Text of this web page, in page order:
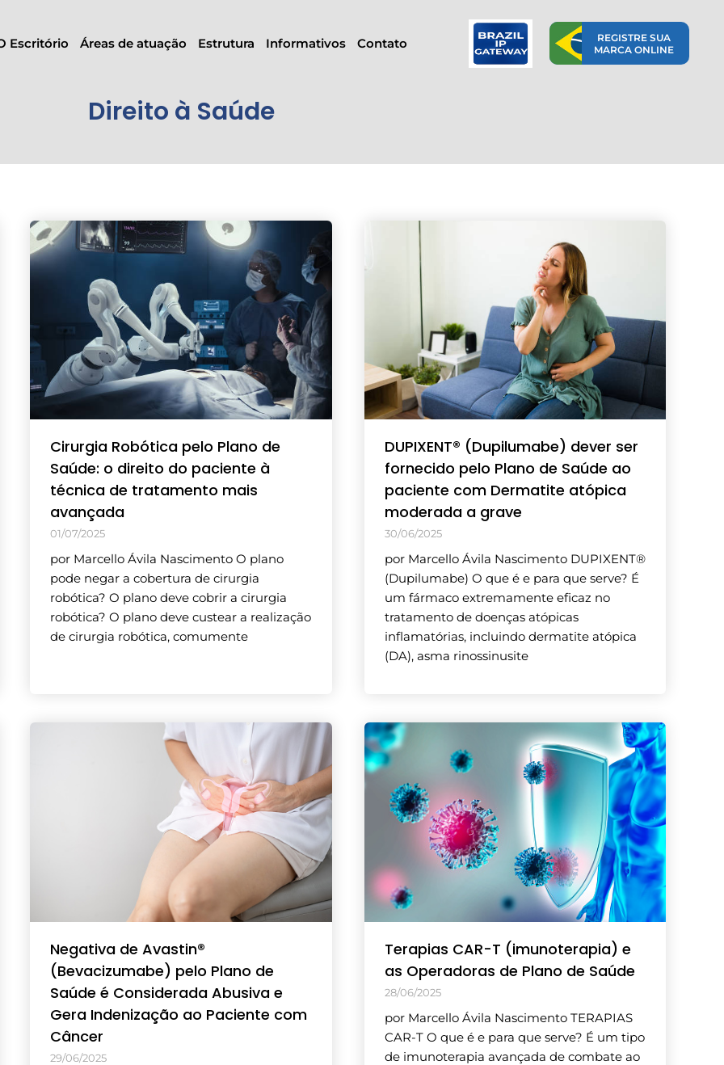
Escritório Áreas de atuação Estrutura Informativos Contato
REGISTRE SUA
MARCA ONLINE
Direito à Saúde
Cirurgia Robótica pelo Plano de
Saúde: o direito do paciente à
técnica de tratamento mais
avançada
01/07/2025
por Marcello Ávila Nascimento O plano
pode negar a cobertura de cirurgia
robótica? O plano deve cobrir a cirurgia
robótica? O plano deve custear a realização
de cirurgia robótica, comumente
DUPIXENT® (Dupilumabe) dever ser
fornecido pelo Plano de Saúde ao
paciente com Dermatite atópica
moderada a grave
30/06/2025
por Marcello Ávila Nascimento DUPIXENT®
(Dupilumabe) O que é e para que serve? É
um fármaco extremamente eficaz no
tratamento de doenças atópicas
inflamatórias, incluindo dermatite atópica
(DA), asma rinossinusite
Negativa de Avastin®
(Bevacizumabe) pelo Plano de
Saúde é Considerada Abusiva e
Gera Indenização ao Paciente com
Câncer
29/06/2025
Terapias CAR-T (imunoterapia) e
as Operadoras de Plano de Saúde
28/06/2025
por Marcello Ávila Nascimento TERAPIAS
CAR-T O que é e para que serve? É um tipo
de imunoterapia avançada de combate ao